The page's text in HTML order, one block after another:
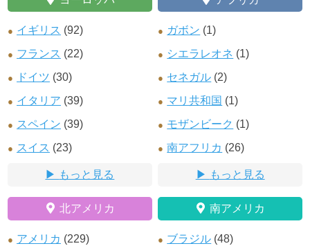
イギリス (92)
フランス (22)
ドイツ (30)
イタリア (39)
スペイン (39)
スイス (23)
もっと見る
ガボン (1)
シエラレオネ (1)
セネガル (2)
マリ共和国 (1)
モザンビーク (1)
南アフリカ (26)
もっと見る
北アメリカ
アメリカ (229)
南アメリカ
ブラジル (48)